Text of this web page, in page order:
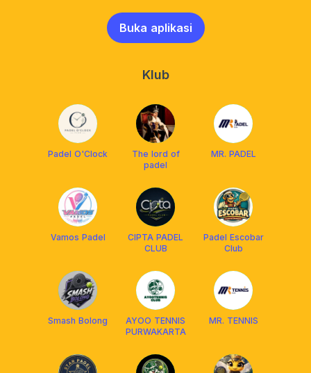
Buka aplikasi
Klub
Padel O'Clock
The lord of
padel
MR. PADEL
Vamos Padel
CIPTA PADEL
CLUB
Padel Escobar
Club
Smash Bolong
AYOO TENNIS
PURWAKARTA
MR. TENNIS